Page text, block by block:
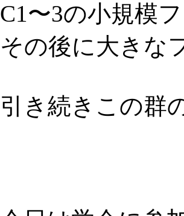
C1〜3の小規模
その後に大きな
引き続きこの群